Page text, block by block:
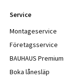
Service
Montageservice
Företagsservice
BAUHAUS Premium
Boka lånesläp